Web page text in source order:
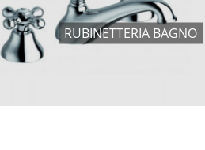
RUBINETTERIA BAGNO